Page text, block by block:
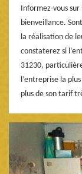
Informez-vous sur
bienveillance.
la réalisation de
constaterez si
31230,
l’entreprise la
plus de son tarif